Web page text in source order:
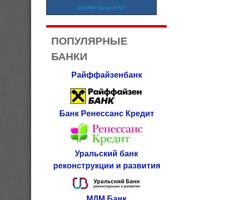
ПОПУЛЯРНЫЕ
БАНКИ
Райффайзенбанк
Банк Ренессанс Кредит
Уральский банк
реконструкции и развития